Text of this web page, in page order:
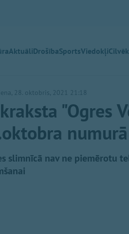
AktuāliDrošībaSportsViedokļi
28. oktobris, 2021 21:18
"Ogres
slimnīcā nav ne piemērotu